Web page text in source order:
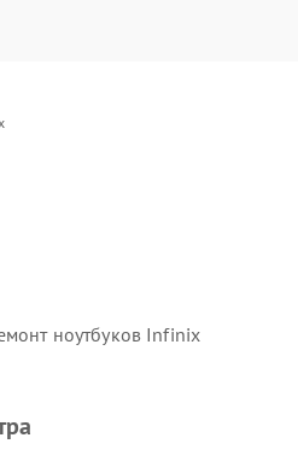
ноутбуков Infinix